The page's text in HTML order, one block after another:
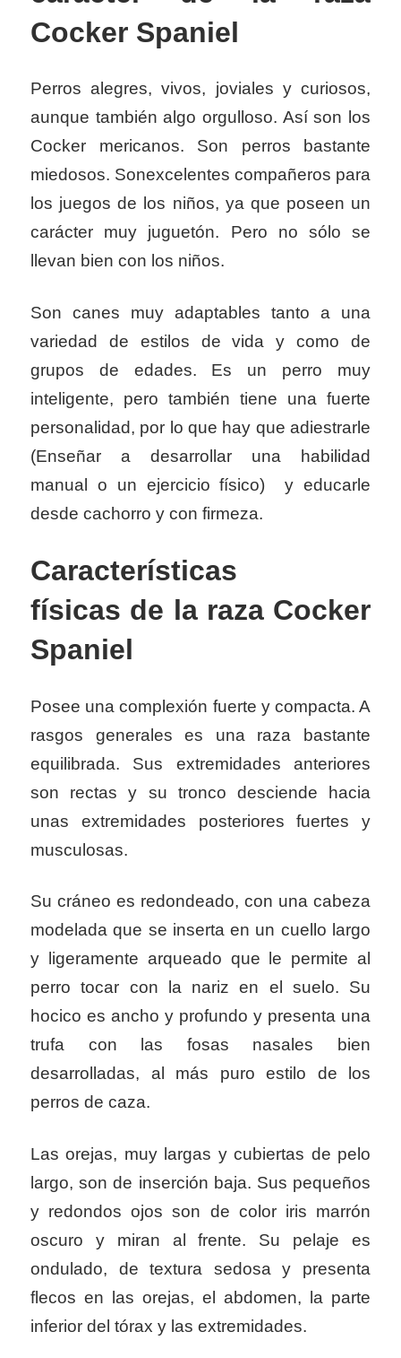
Cocker Spaniel
Perros alegres, vivos, joviales y curiosos,
aunque también algo orgulloso. Así son los
Cocker mericanos. Son perros bastante
miedosos. Sonexcelentes compañeros para
los juegos de los niños, ya que poseen un
carácter muy juguetón. Pero no sólo se
llevan bien con los niños.
Son canes muy adaptables tanto a una
variedad de estilos de vida y como de
grupos de edades. Es un perro muy
inteligente, pero también tiene una fuerte
personalidad, por lo que hay que adiestrarle
(Enseñar a desarrollar una habilidad
manual o un ejercicio físico) y educarle
desde cachorro y con firmeza.
Características
físicas de la raza Cocker
Spaniel
Posee una complexión fuerte y compacta. A
rasgos generales es una raza bastante
equilibrada. Sus extremidades anteriores
son rectas y su tronco desciende hacia
unas extremidades posteriores fuertes y
musculosas.
Su cráneo es redondeado, con una cabeza
modelada que se inserta en un cuello largo
y ligeramente arqueado que le permite al
perro tocar con la nariz en el suelo. Su
hocico es ancho y profundo y presenta una
trufa con las fosas nasales bien
desarrolladas, al más puro estilo de los
perros de caza.
Las orejas, muy largas y cubiertas de pelo
largo, son de inserción baja. Sus pequeños
y redondos ojos son de color iris marrón
oscuro y miran al frente. Su pelaje es
ondulado, de textura sedosa y presenta
flecos en las orejas, el abdomen, la parte
inferior del tórax y las extremidades.